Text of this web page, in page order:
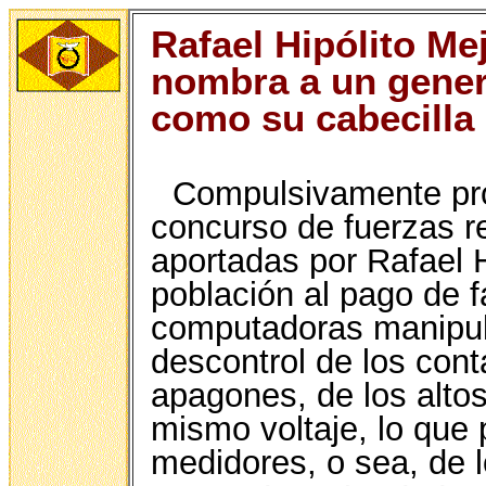
Rafael Hipólito
nombra a un
como su cabecilla
Compulsivamente
concurso de fuerzas
aportadas por Rafael
población al pago de
computadoras
descontrol de los
apagones, de los
mismo voltaje, lo que
medidores, o sea, de